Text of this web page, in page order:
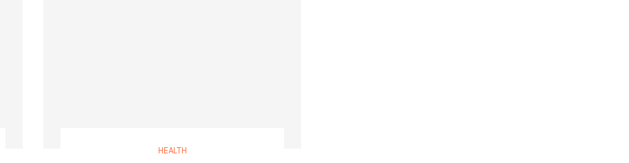
HEALTH